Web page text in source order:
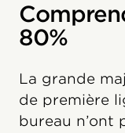
80%
La grande
de première
bureau n’ont